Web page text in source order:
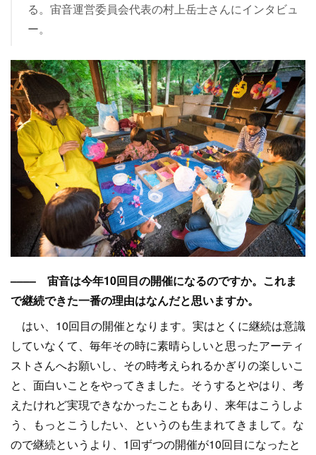
る。宙音運営委員会代表の村上岳士さんにインタビュ
ー。
–––– 宙音は今年10回目の開催になるのですか。これま
で継続できた一番の理由はなんだと思いますか。
はい、10回目の開催となります。実はとくに継続は意識
していなくて、毎年その時に素晴らしいと思ったアーティ
ストさんへお願いし、その時考えられるかぎりの楽しいこ
と、面白いことをやってきました。そうするとやはり、考
えたけれど実現できなかったこともあり、来年はこうしよ
う、もっとこうしたい、というのも生まれてきまして。な
ので継続というより、1回ずつの開催が10回目になったと